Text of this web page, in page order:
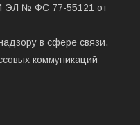
ЭЛ № ФС 77-55121 от
в сфере связи,
коммуникаций